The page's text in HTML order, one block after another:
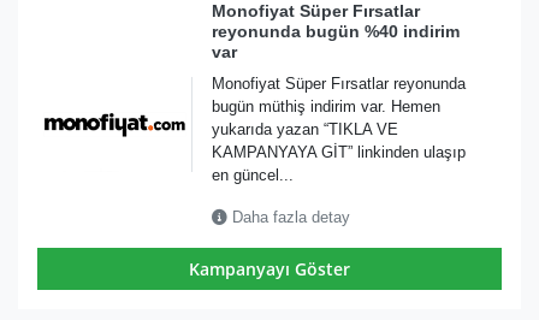
Monofiyat Süper Fırsatlar
reyonunda bugün %40 indirim
var
Monofiyat Süper Fırsatlar reyonunda
bugün müthiş indirim var. Hemen
yukarıda yazan “TIKLA VE
KAMPANYAYA GİT” linkinden ulaşıp
en güncel...
Daha fazla detay
Kampanyayı Göster